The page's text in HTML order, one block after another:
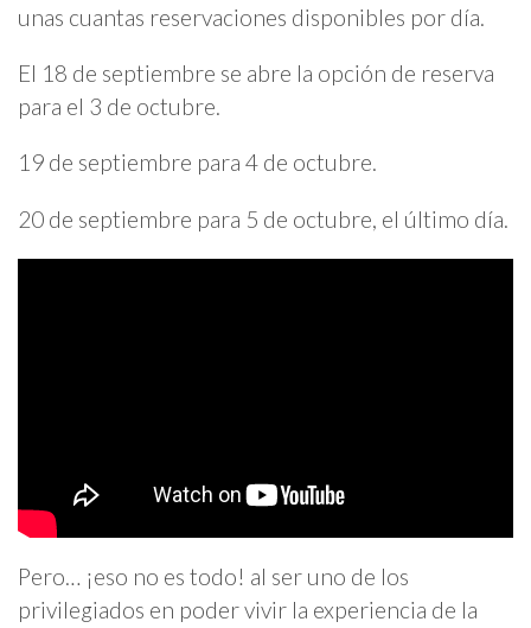
unas cuantas reservaciones disponibles por día.
El 18 de septiembre se abre la opción de reserva
para el 3 de octubre.
19 de septiembre para 4 de octubre.
20 de septiembre para 5 de octubre, el último día.
Pero… ¡eso no es todo! al ser uno de los
privilegiados en poder vivir la experiencia de la